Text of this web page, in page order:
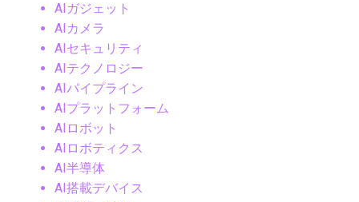
AIガジェット
AIカメラ
AIセキュリティ
AIテクノロジー
AIパイプライン
AIプラットフォーム
AIロボット
AIロボティクス
AI半導体
AI搭載デバイス